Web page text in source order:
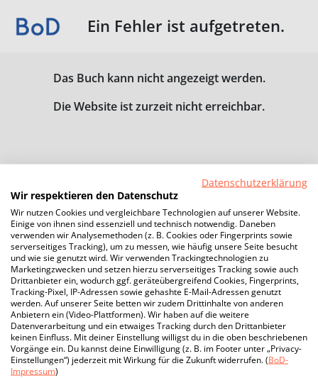
Ein Fehler ist aufgetreten.
Das Buch kann nicht angezeigt werden.
Die Website ist zurzeit nicht erreichbar.
Datenschutzerklärung
Wir respektieren den Datenschutz
Wir nutzen Cookies und vergleichbare Technologien auf unserer Website.
Einige von ihnen sind essenziell und technisch notwendig. Daneben
verwenden wir Analysemethoden (z. B. Cookies oder Fingerprints sowie
serverseitiges Tracking), um zu messen, wie häufig unsere Seite besucht
und wie sie genutzt wird. Wir verwenden Trackingtechnologien zu
Marketingzwecken und setzen hierzu serverseitiges Tracking sowie auch
Drittanbieter ein, wodurch ggf. geräteübergreifend Cookies, Fingerprints,
Tracking-Pixel, IP-Adressen sowie gehashte E-Mail-Adressen genutzt
werden. Auf unserer Seite betten wir zudem Drittinhalte von anderen
Anbietern ein (Video-Plattformen). Wir haben auf die weitere
Datenverarbeitung und ein etwaiges Tracking durch den Drittanbieter
keinen Einfluss. Mit deiner Einstellung willigst du in die oben beschriebenen
Vorgänge ein. Du kannst deine Einwilligung (z. B. im Footer unter „Privacy-
Einstellungen“) jederzeit mit Wirkung für die Zukunft widerrufen. (BoD-
Impressum)